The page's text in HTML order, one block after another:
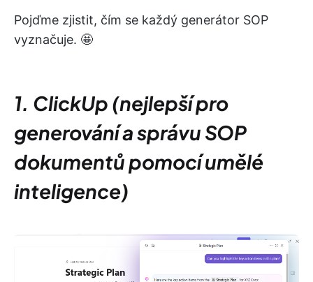
Pojďme zjistit, čím se každý generátor SOP
vyznačuje. 🤩
1. ClickUp (nejlepší pro
generování a správu SOP
dokumentů pomocí umělé
inteligence)